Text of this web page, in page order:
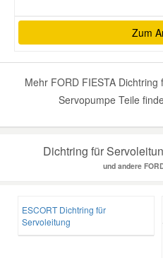
Zum
Mehr FORD FIESTA
Servopumpe Teile
Dichtring für
und andere
ESCORT Dichtring für
Servoleitung